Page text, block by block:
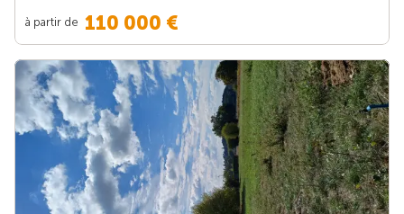
à partir de 110 000 €